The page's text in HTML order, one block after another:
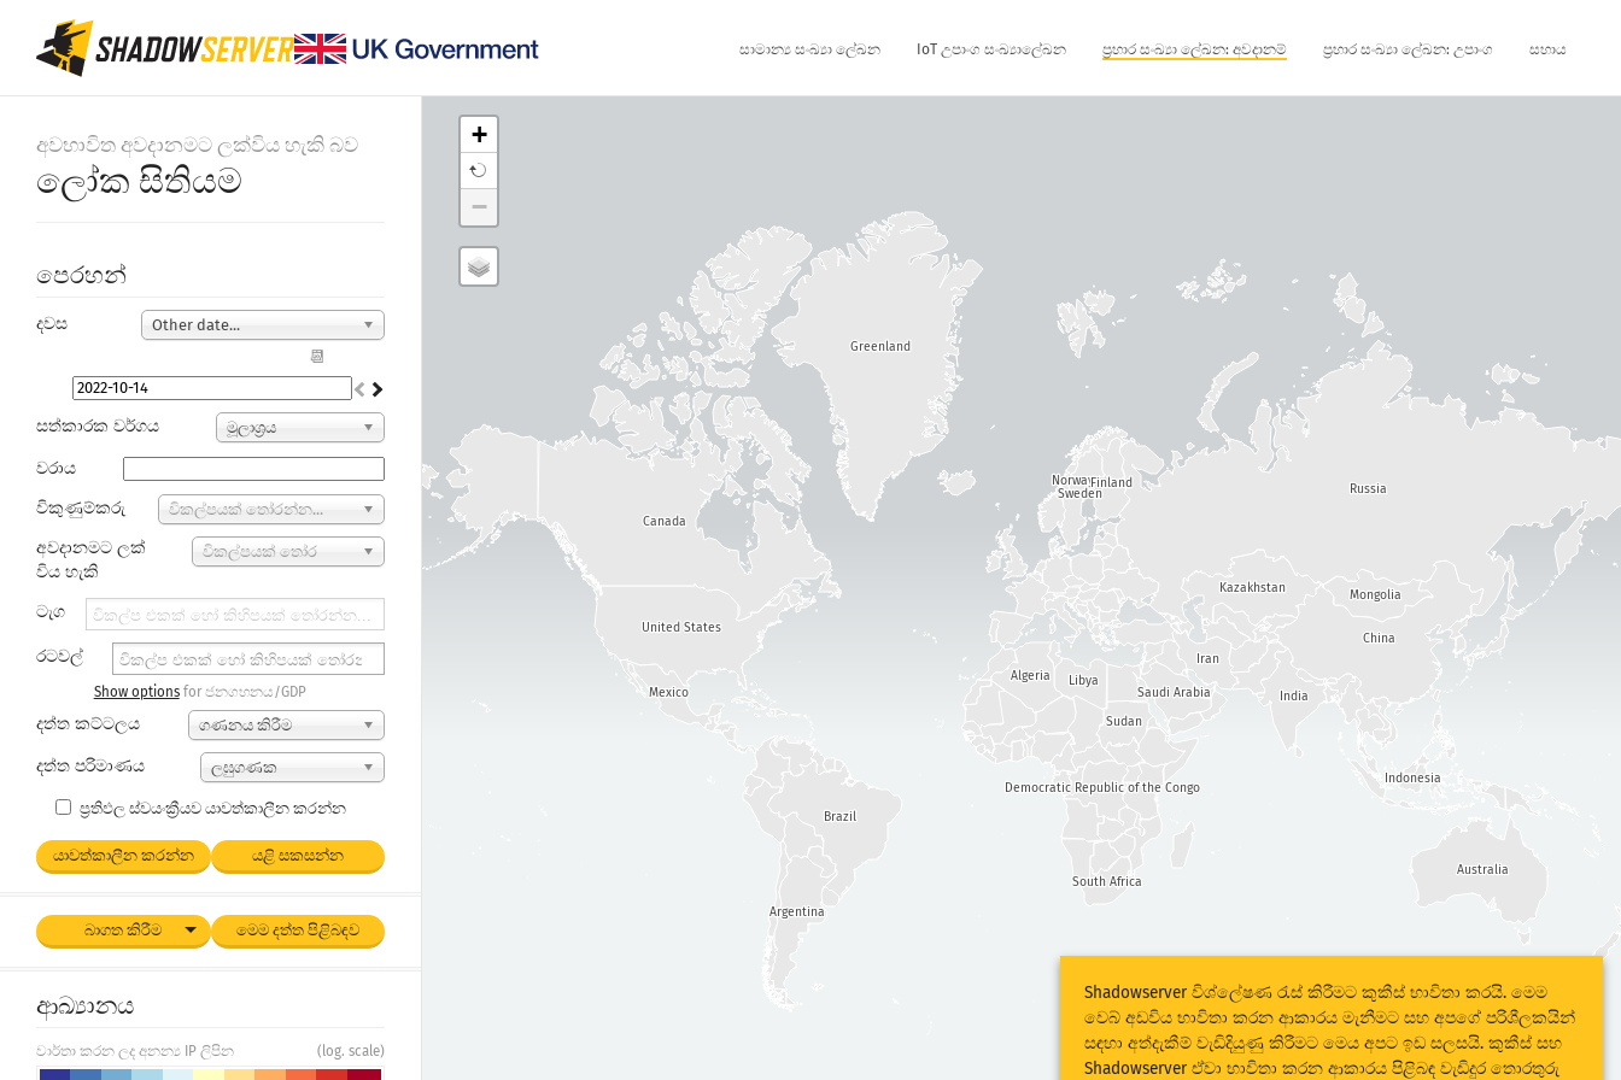
සාමාන්‍ය සංඛ්‍යා ලේඛන IoT උපාංග සංඛ්‍යාලේඛන ප්‍රහාර සංඛ්‍යා ලේඛන: අවදානම් ප්‍රහාර සංඛ්‍යා ලේඛන: උපාංග සහාය
අවභාවිත අවදානමට ලක්විය හැකි බව
ලෝක සිතියම
පෙරහන්
දවස Other date...
📆
සත්කාරක වර්ගය මූලාශ්‍රය
වරාය
විකුණුම්කරු
විකල්පයක් තෝරන්න...
අවදානමට ලක්
විය හැකි
විකල්පයක් තෝර
ටැග
රටවල්
Show optionsfor ජනගහනය/GDP
දත්ත කට්ටලය ගණනය කිරීම
දත්ත පරිමාණය ලඝුගණක
ප්‍රතිඵල ස්වයංක්‍රීයව යාවත්කාලීන කරන්න
යාවත්කාලීන කරන්න යළි සකසන්න
බාගත කිරීම මෙම දත්ත පිළිබඳව
ආඛ්‍යානය
වාර්තා කරන ලද අනන්‍ය IP ලිපින (log. scale)
Indonesia
Argentina
India
China
Democratic Republic of the Congo
South Africa
Kazakhstan
Brazil
Mongolia
Russia
Norway
Sweden
Finland
Libya
Sudan
Iran
Saudi Arabia
Algeria
United States
Canada
Mexico
Australia
Greenland
+
−
Shadowserver විශ්ලේෂණ රැස් කිරීමට කුකීස් භාවිතා කරයි. මෙම
වෙබ් අඩවිය භාවිතා කරන ආකාරය මැනීමට සහ අපගේ පරිශීලකයින්
සඳහා අත්දැකීම් වැඩිදියුණු කිරීමට මෙය අපට ඉඩ සලසයි. කුකීස් සහ
Shadowserver ඒවා භාවිතා කරන ආකාරය පිළිබඳ වැඩිදුර තොරතුරු